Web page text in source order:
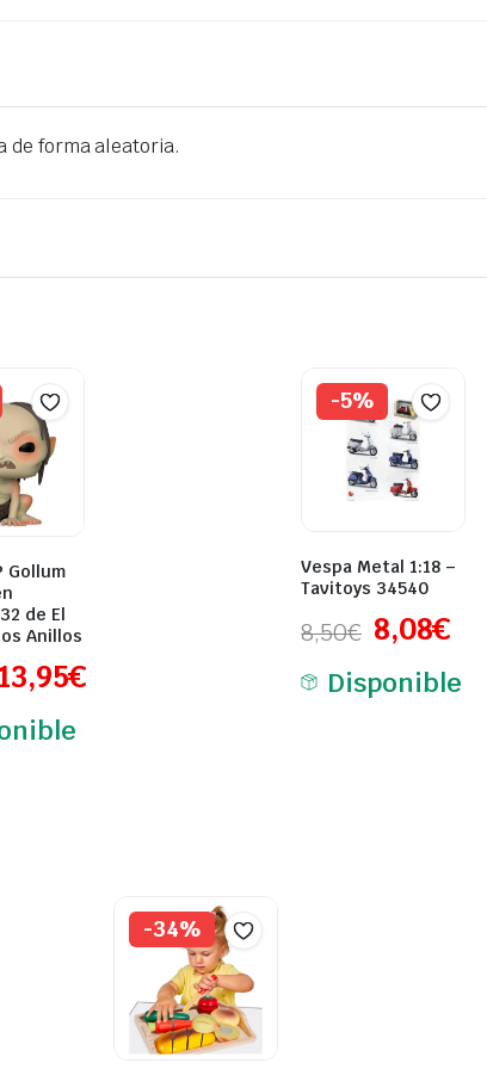
de forma aleatoria.
Gollum
de El
Anillos
€
-5%
Vespa Metal 1:18 –
Tavitoys 34540
8,50€ 8,08€
Disponible
-34%